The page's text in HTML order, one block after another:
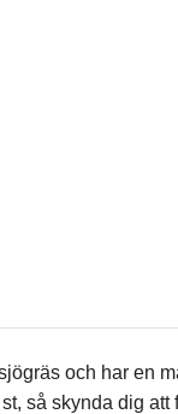
och har en
så skynda dig